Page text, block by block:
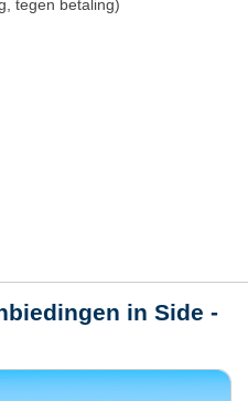
tegen betaling)
in Side -